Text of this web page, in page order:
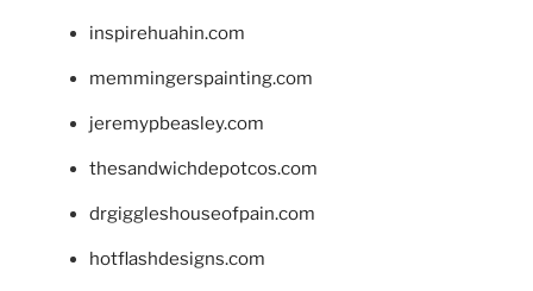
inspirehuahin.com
memmingerspainting.com
jeremypbeasley.com
thesandwichdepotcos.com
drgiggleshouseofpain.com
hotflashdesigns.com